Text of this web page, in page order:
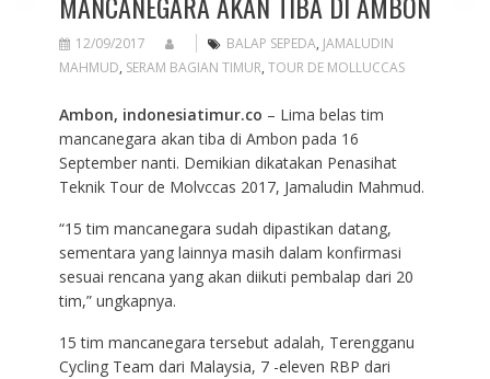
12/09/2017 BALAP SEPEDA, JAMALUDIN
MAHMUD, SERAM BAGIAN TIMUR, TOUR DE MOLLUCCAS
Ambon, indonesiatimur.co – Lima belas tim
mancanegara akan tiba di Ambon pada 16
September nanti. Demikian dikatakan Penasihat
Teknik Tour de Molvccas 2017, Jamaludin Mahmud.
“15 tim mancanegara sudah dipastikan datang,
sementara yang lainnya masih dalam konfirmasi
sesuai rencana yang akan diikuti pembalap dari 20
tim,” ungkapnya.
15 tim mancanegara tersebut adalah, Terengganu
Cycling Team dari Malaysia, 7 -eleven RBP dari